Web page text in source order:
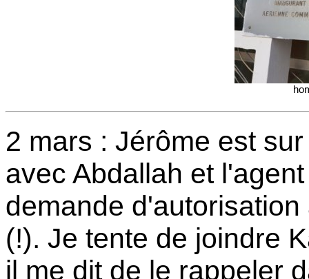
2 mars : Jérôme est
avec Abdallah et
demande
(!). Je tente de joindre
il me dit de le rappeler